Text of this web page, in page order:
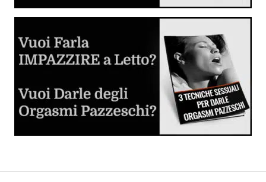
Tutto quello che devi sapere sulla penetrazione anale in
Giochi Erotici e Fantasie Sessuali
Inizia a sperimentare e divertirti
Dilatatore Anale (Butt Plug o Anal Plug)